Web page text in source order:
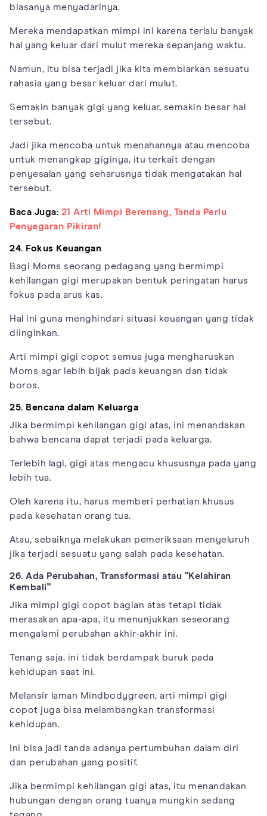
biasanya menyadarinya.
Mereka mendapatkan mimpi ini karena terlalu banyak
hal yang keluar dari mulut mereka sepanjang waktu.
Namun, itu bisa terjadi jika kita membiarkan sesuatu
rahasia yang besar keluar dari mulut.
Semakin banyak gigi yang keluar, semakin besar hal
tersebut.
Jadi jika mencoba untuk menahannya atau mencoba
untuk menangkap giginya, itu terkait dengan
penyesalan yang seharusnya tidak mengatakan hal
tersebut.
Baca Juga: 21 Arti Mimpi Berenang, Tanda Perlu
Penyegaran Pikiran!
24. Fokus Keuangan
Bagi Moms seorang pedagang yang bermimpi
kehilangan gigi merupakan bentuk peringatan harus
fokus pada arus kas.
Hal ini guna menghindari situasi keuangan yang tidak
diinginkan.
Arti mimpi gigi copot semua juga mengharuskan
Moms agar lebih bijak pada keuangan dan tidak
boros.
25. Bencana dalam Keluarga
Jika bermimpi kehilangan gigi atas, ini menandakan
bahwa bencana dapat terjadi pada keluarga.
Terlebih lagi, gigi atas mengacu khususnya pada yang
lebih tua.
Oleh karena itu, harus memberi perhatian khusus
pada kesehatan orang tua.
Atau, sebaiknya melakukan pemeriksaan menyeluruh
jika terjadi sesuatu yang salah pada kesehatan.
26. Ada Perubahan, Transformasi atau "Kelahiran
Kembali"
Jika mimpi gigi copot bagian atas tetapi tidak
merasakan apa-apa, itu menunjukkan seseorang
mengalami perubahan akhir-akhir ini.
Tenang saja, ini tidak berdampak buruk pada
kehidupan saat ini.
Melansir laman Mindbodygreen, arti mimpi gigi
copot juga bisa melambangkan transformasi
kehidupan.
Ini bisa jadi tanda adanya pertumbuhan dalam diri
dan perubahan yang positif.
Jika bermimpi kehilangan gigi atas, itu menandakan
hubungan dengan orang tuanya mungkin sedang